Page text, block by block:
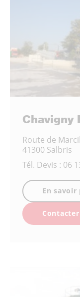
Chavigny
Route de
41300 Salbris
Tél. Devis : 06
En savoir